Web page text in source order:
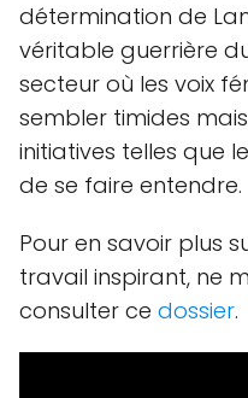
détermination de
véritable guerrière
secteur où les voix
sembler timides
initiatives telles que
de se faire entendre.
Pour en savoir plus
travail inspirant, ne
consulter ce dossier.